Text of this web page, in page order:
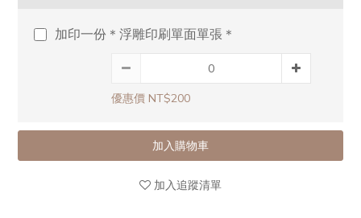
加印一份＊浮雕印刷單面單張＊
優惠價 NT$200
加入購物車
加入追蹤清單